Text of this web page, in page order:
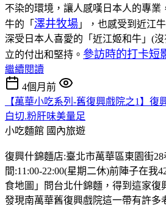
不染的環境，讓人感嘆日本人的專業
牛的「 澤井牧場 」，也感受到近江
深受日本人喜愛的「近江姬和牛」(
立的付出和堅持。 參訪時的打卡短
繼續閱讀
4個月前
【萬華小吃系列-舊復興戲院之1】復
白切.粉肝味美量足
小吃麵館 國內旅遊
復興什錦麵店:臺北市萬華區東園街
間:11:00-22:00(星期二休)前陣子在我
食地圖」問台北什錦麵，得到這家復
發現南萬華舊復興戲院這一帶有許多